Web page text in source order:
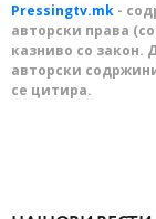
Pressingtv.mk -
авторски права
казниво со закон.
авторски
се цитира.